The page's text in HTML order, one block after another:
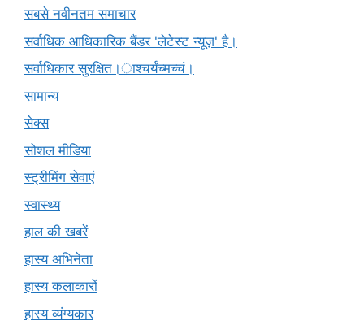
सबसे नवीनतम समाचार
सर्वाधिक आधिकारिक बैंडर 'लेटेस्ट न्यूज़' है।
सर्वाधिकार सुरक्षित।ाश्चर्यंच्मच्चं।
सामान्य
सेक्स
सोशल मीडिया
स्ट्रीमिंग सेवाएं
स्वास्थ्य
हाल की खबरें
हास्य अभिनेता
हास्य कलाकारों
हास्य व्यंग्यकार